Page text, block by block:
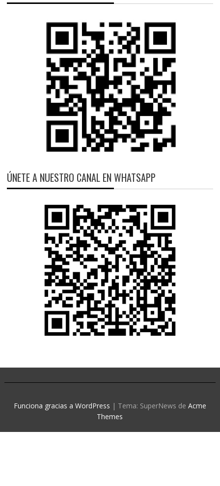
ÚNETE A NUESTRO CANAL EN WHATSAPP
Funciona gracias a WordPress | Tema: SuperNews de Acme
Themes